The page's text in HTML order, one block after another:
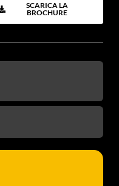
SCARICA LA
BROCHURE